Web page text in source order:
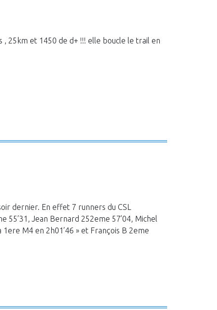
, 25km et 1450 de d+ !!! elle boucle le trail en
dernier. En effet 7 runners du CSL
55’31, Jean Bernard 252eme 57’04, Michel
M4 en 2h01’46 » et François B 2eme